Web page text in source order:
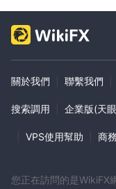
關於我們 聯繫我們
搜索調用 企業版(天
VPS使用幫助 商
您正在訪問的是WikiFX